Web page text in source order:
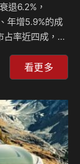
退6.2%，
年增5.9%的成
率近四成，接
以PORTER II
一步擴大商用
領銜，推
期方案。5噸級
…
看更多